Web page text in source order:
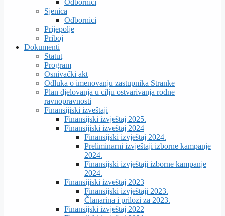
Odbornici
Sjenica
Odbornici
Prijepolje
Priboj
Dokumenti
Statut
Program
Osnivački akt
Odluka o imenovanju zastupnika Stranke
Plan djelovanja u cilju ostvarivanja rodne
ravnopravnosti
Finansijiski izveštaji
Finansijski izvještaj 2025.
Finansijiski izveštaj 2024
Finansijski izvještaj 2024.
Preliminarni izvještaji izborne kampanje
2024.
Finansijski izvještaji izborne kampanje
2024.
Finansijiski izveštaj 2023
Finansijski izvještaji 2023.
Članarina i prilozi za 2023.
Finansijski izvještaj 2022